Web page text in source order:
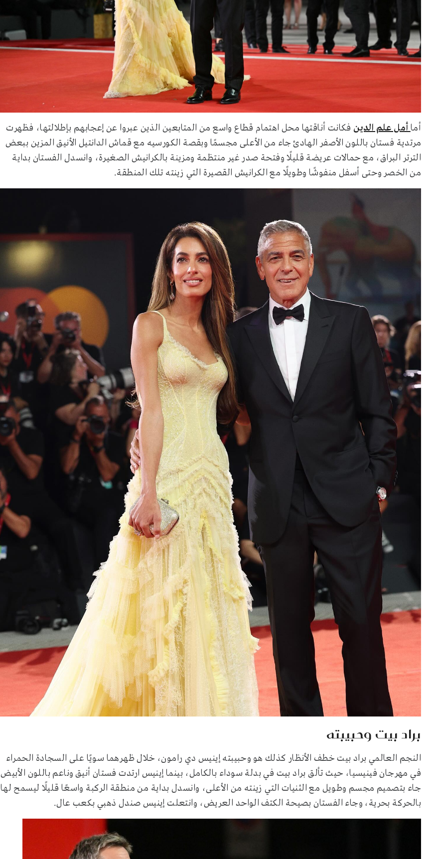
أماأمل علم الدين فكانت أناقتها محل اهتمام قطاع واسع من المتابعين الذين عبروا عن إعجابهم بإطلالتها، فظهرت
مرتدية فستان باللون الأصفر الهادئ جاء من الأعلى مجسمًا وبقصة الكورسيه مع قماش الدانتيل الأنيق المزين ببعض
الترتر البراق، مع حمالات عريضة قليلًا وفتحة صدر غير منتظمة ومزينة بالكرانيش الصغيرة، وانسدل الفستان بداية
من الخصر وحتى أسفل منفوشًا وطويلًا مع الكرانيش القصيرة التي زينته تلك المنطقة.
براد بيت وحبيبته
النجم العالمي براد بيت خطف الأنظار كذلك هو وحبيبته إينيس دي رامون، خلال ظهرهما سويًا على السجادة الحمراء
في مهرجان فينيسيا، حيث تألق براد بيت في بدلة سوداء بالكامل، بينما إينيس ارتدت فستان أنيق وناعم باللون الأبيض
جاء بتصميم مجسم وطويل مع الثنيات التي زينته من الأعلى، وانسدل بداية من منطقة الركبة واسعًا قليلًا ليسمح لها
بالحركة بحرية، وجاء الفستان بصيحة الكتف الواحد العريض، وانتعلت إينيس صندل ذهبي بكعب عال.